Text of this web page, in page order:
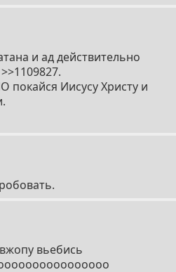
и ад действительно
Иисусу Христу и
вьебись